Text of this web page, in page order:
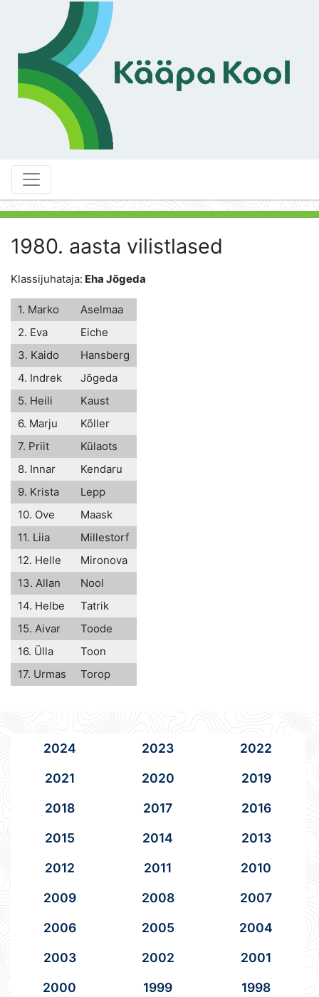
1980. aasta vilistlased
Klassijuhataja: Eha Jõgeda
1. Marko
Aselmaa
2. Eva
Eiche
3. Kaido
Hansberg
4. Indrek
Jõgeda
5. Heili
Kaust
6. Marju
Kõller
7. Priit
Külaots
8. Innar
Kendaru
9. Krista
Lepp
10. Ove
Maask
11. Liia
Millestorf
12. Helle
Mironova
13. Allan
Nool
14. Helbe
Tatrik
15. Aivar
Toode
16. Ülla
Toon
17. Urmas
Torop
2024 2023
2022
2021
2020
2019
2018
2017
2016
2015
2014
2013
2012
2011
2010
2009
2008
2007
2006
2005
2004
2003
2002
2001
2000
1999
1998